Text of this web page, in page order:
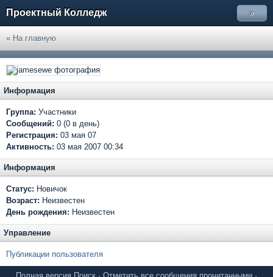
Проектный Колледж »
« На главную
Информация
Группа: Участники
Сообщений: 0 (0 в день)
Регистрация: 03 мая 07
Активность: 03 мая 2007 00:34
Информация
Статус: Новичок
Возраст: Неизвестен
День рождения: Неизвестен
Управление
Публикации пользователя